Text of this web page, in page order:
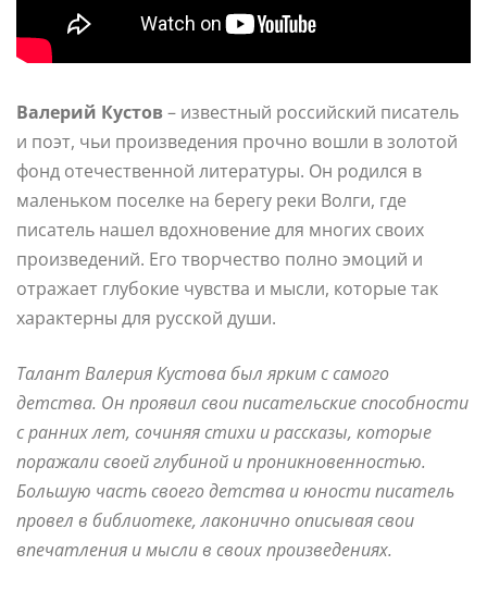
Валерий Кустов– известный российский писатель
и поэт, чьи произведения прочно вошли в золотой
фонд отечественной литературы. Он родился в
маленьком поселке на берегу реки Волги, где
писатель нашел вдохновение для многих своих
произведений. Его творчество полно эмоций и
отражает глубокие чувства и мысли, которые так
характерны для русской души.
Талант Валерия Кустова был ярким с самого
детства. Он проявил свои писательские способности
с ранних лет, сочиняя стихи и рассказы, которые
поражали своей глубиной и проникновенностью.
Большую часть своего детства и юности писатель
провел в библиотеке, лаконично описывая свои
впечатления и мысли в своих произведениях.